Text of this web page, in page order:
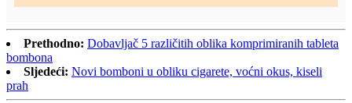
Prethodno: Dobavljač 5 različitih oblika komprimiranih tableta
bombona
Sljedeći: Novi bomboni u obliku cigarete, voćni okus, kiseli
prah